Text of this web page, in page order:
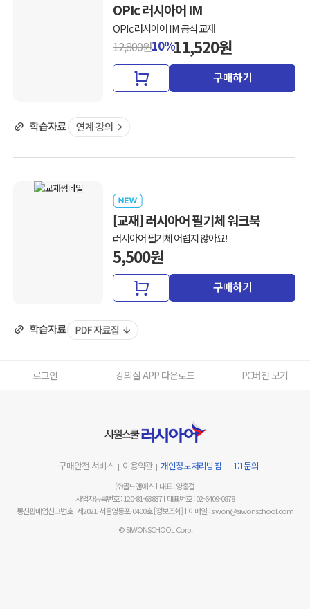
OPIc 러시아어 IM
OPIc 러시아어 IM 공식 교재
12,800원10%11,520원
구매하기
[교재] 러시아어 필기체 워크북
러시아어 필기체 어렵지 않아요!
5,500원
구매하기
로그인 강의실 APP 다운로드 PC버전 보기
구매안전 서비스 이용약관 개인정보처리방침 1:1문의
㈜골드앤에스 대표 : 양홍걸
사업자등록번호 : 120-81-63837 대표번호 : 02-6409-0878
통신판매업신고번호 : 제2021-서울영등포-0400호[정보조회] 이메일 : siwon@siwonschool.com
© SIWONSCHOOL Corp.